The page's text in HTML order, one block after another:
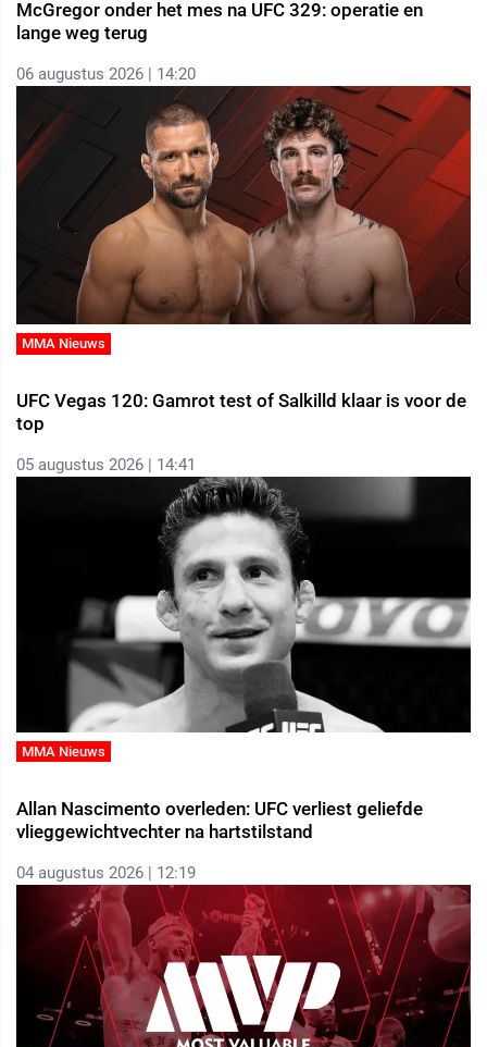
McGregor onder het mes na UFC 329: operatie en
lange weg terug
06 augustus 2026 | 14:20
MMA Nieuws
UFC Vegas 120: Gamrot test of Salkilld klaar is voor de
top
05 augustus 2026 | 14:41
MMA Nieuws
Allan Nascimento overleden: UFC verliest geliefde
vlieggewichtvechter na hartstilstand
04 augustus 2026 | 12:19